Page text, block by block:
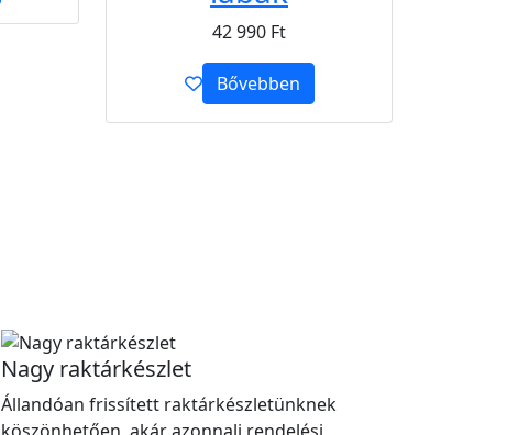
42 990 Ft
Bővebben
Nagy raktárkészlet
Állandóan frissített raktárkészletünknek